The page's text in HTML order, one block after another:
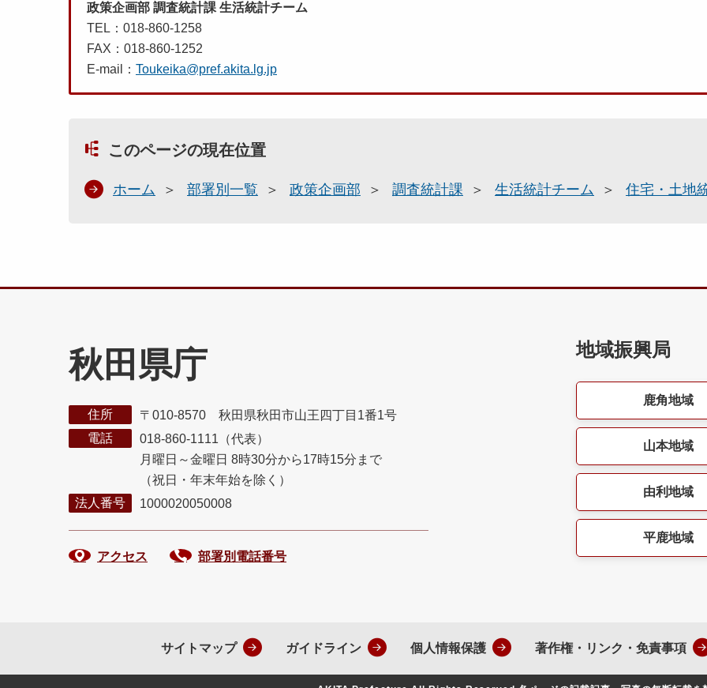
政策企画部 調査統計課 生活統計チーム
TEL：018-860-1258
FAX：018-860-1252
E-mail： Toukeika@pref.akita.lg.jp
このページの現在位置
ホーム 部署別一覧 政策企画部 調査統計課 生活統計チーム 住宅・土地
秋田県庁
住所
〒010-8570 秋田県秋田市山王四丁目1番1号
電話
018-860-1111（代表）
月曜日～金曜日 8時30分から17時15分まで
（祝日・年末年始を除く）
法人番号
1000020050008
アクセス 部署別電話番号
地域振興局
鹿角地域
山本地域
由利地域
平鹿地域
サイトマップ ガイドライン 個人情報保護 著作権・リンク・免責事項